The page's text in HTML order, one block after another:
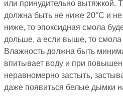
или принудительно вытяжкой.
должна быть не ниже 20°C и
ниже, то эпоксидная смола
дольше, а если выше, то смола
Влажность должна быть
впитывает воду и при
неравномерно застыть,
даже появиться белые дымки